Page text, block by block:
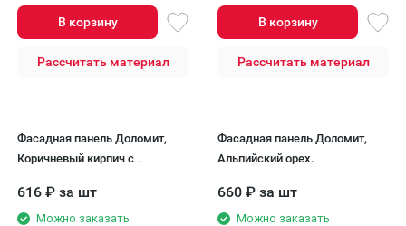
В корзину
Рассчитать материал
В корзину
Рассчитать материал
Фасадная панель Доломит,
Коричневый кирпич с
616 ₽ за шт
Можно заказать
Фасадная панель Доломит,
Альпийский орех.
660 ₽ за шт
Можно заказать